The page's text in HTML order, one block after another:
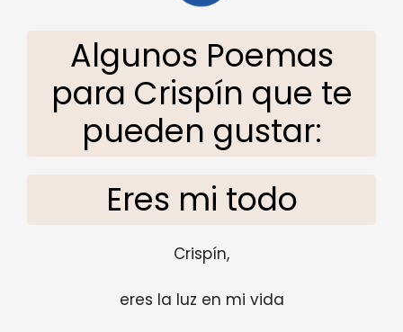
Algunos Poemas
para Crispín que te
pueden gustar:
Eres mi todo
Crispín,
eres la luz en mi vida